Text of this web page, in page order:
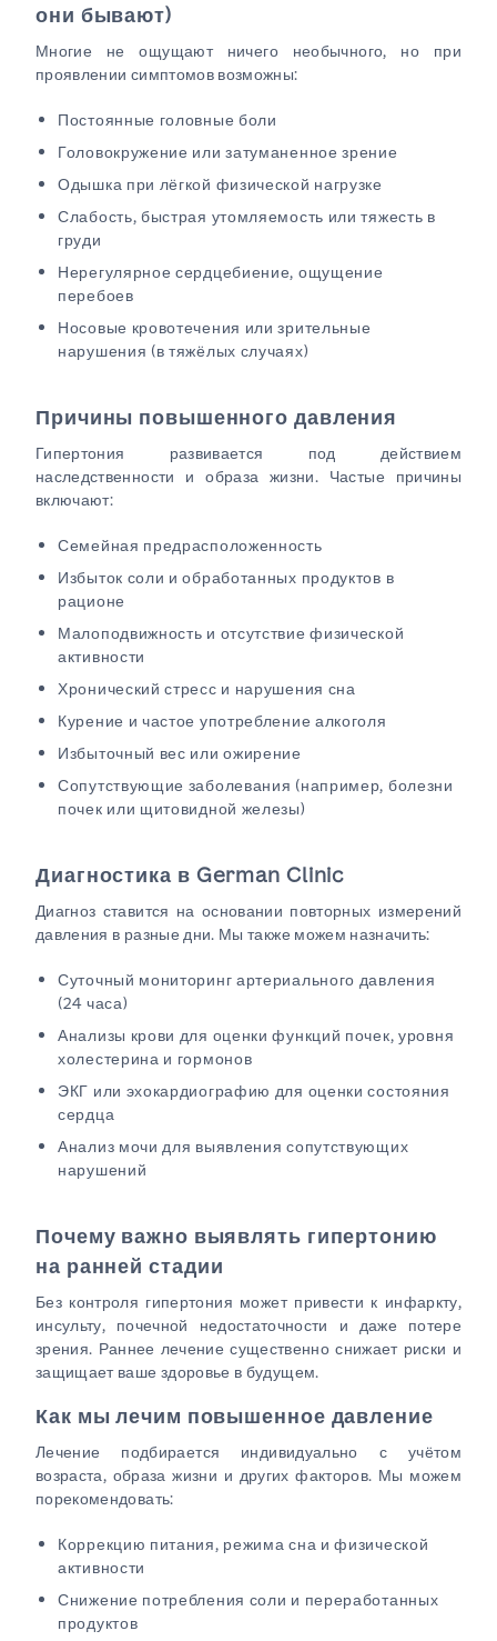
они бывают)
Многие не ощущают ничего необычного, но при
проявлении симптомов возможны:
Постоянные головные боли
Головокружение или затуманенное зрение
Одышка при лёгкой физической нагрузке
Слабость, быстрая утомляемость или тяжесть в
груди
Нерегулярное сердцебиение, ощущение
перебоев
Носовые кровотечения или зрительные
нарушения (в тяжёлых случаях)
Причины повышенного давления
Гипертония развивается под действием
наследственности и образа жизни. Частые причины
включают:
Семейная предрасположенность
Избыток соли и обработанных продуктов в
рационе
Малоподвижность и отсутствие физической
активности
Хронический стресс и нарушения сна
Курение и частое употребление алкоголя
Избыточный вес или ожирение
Сопутствующие заболевания (например, болезни
почек или щитовидной железы)
Диагностика в German Clinic
Диагноз ставится на основании повторных измерений
давления в разные дни. Мы также можем назначить:
Суточный мониторинг артериального давления
(24 часа)
Анализы крови для оценки функций почек, уровня
холестерина и гормонов
ЭКГ или эхокардиографию для оценки состояния
сердца
Анализ мочи для выявления сопутствующих
нарушений
Почему важно выявлять гипертонию
на ранней стадии
Без контроля гипертония может привести к инфаркту,
инсульту, почечной недостаточности и даже потере
зрения. Раннее лечение существенно снижает риски и
защищает ваше здоровье в будущем.
Как мы лечим повышенное давление
Лечение подбирается индивидуально с учётом
возраста, образа жизни и других факторов. Мы можем
порекомендовать:
Коррекцию питания, режима сна и физической
активности
Снижение потребления соли и переработанных
продуктов